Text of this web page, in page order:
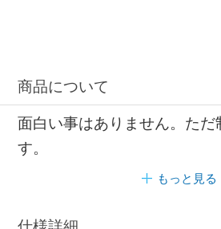
商品について
面白い事はありません。ただ
す。
もっと見る